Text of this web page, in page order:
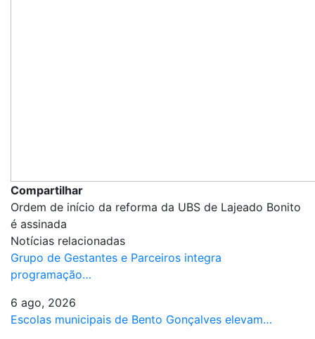
Compartilhar
Ordem de início da reforma da UBS de Lajeado Bonito
é assinada
Notícias relacionadas
Grupo de Gestantes e Parceiros integra
programação…
6 ago, 2026
Escolas municipais de Bento Gonçalves elevam…